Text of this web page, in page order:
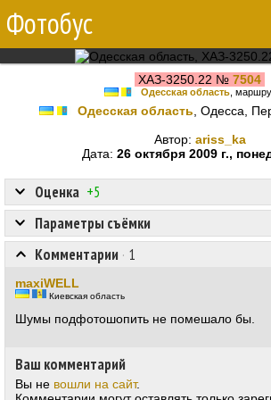
Фотобус
ХАЗ-3250.22 № 7504
Одесская область ,
Одесская область , Одесса,
Автор: ariss_ka
Дата: 26 октября 2009 г.,
Оценка +5
Параметры съёмки
Комментарии · 1
maxiWELL
Киевская область
Шумы подфотошопить не помешало бы.
Ваш комментарий
Вы не вошли на сайт.